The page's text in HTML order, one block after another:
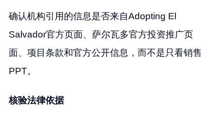
确认机构引用的信息是否来自Adopting El
Salvador官方页面、萨尔瓦多官方投资推广页
面、项目条款和官方公开信息，而不是只看销售
PPT。
核验法律依据